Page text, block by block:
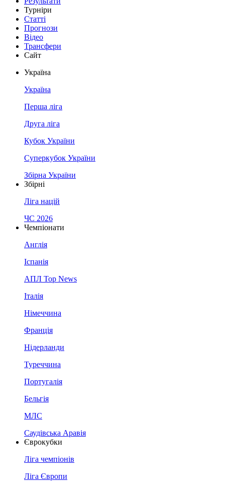
Турніри
Статті
Прогнози
Відео
Трансфери
Сайт
Україна
Україна
Перша ліга
Друга ліга
Кубок України
Суперкубок України
Збірна України
Збірні
Ліга націй
ЧС 2026
Чемпіонати
Англія
Іспанія
АПЛ Top News
Італія
Німеччина
Франція
Нідерланди
Туреччина
Португалія
Бельгія
МЛС
Саудівська Аравія
Єврокубки
Ліга чемпіонів
Ліга Європи